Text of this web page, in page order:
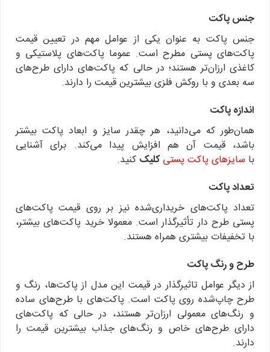
جنس پاکت
جنس پاکت به عنوان یکی از عوامل مهم در تعیین قیمت
پاکت‌های پستی مطرح است. عموما پاکت‌های پلاستیکی و
کاغذی ارزان‌تر هستند؛ در حالی که پاکت‌های دارای طرح‌های
سه بعدی و با روکش فلزی بیشترین قیمت را دارند.
اندازه پاکت
همان‌طور که می‌دانید، هر چقدر سایز و ابعاد پاکت بیشتر
باشد، قیمت آن هم افزایش پیدا می‌کند. برای آشنایی
با سایزهای پاکت پستی کلیک کنید.
تعداد پاکت
تعداد پاکت‌های خریداری‌شده نیز بر روی قیمت پاکت‌های
پستی طرح دار تأثیرگذار است. معمولا خرید پاکت‌های بیشتر،
با تخفیفات بیشتری همراه هستند.
طرح و رنگ پاکت
از دیگر عوامل تاثیرگذار در قیمت این مدل از پاکت‌ها، رنگ و
طرح چاپ‌شده روی پاکت است. پاکت‌های با طرح‌های ساده
و رنگ‌های معمولی ارزان‌تر هستند، در حالی که پاکت‌های
دارای طرح‌های خاص و رنگ‌های جذاب بیشترین قیمت را
دارند.